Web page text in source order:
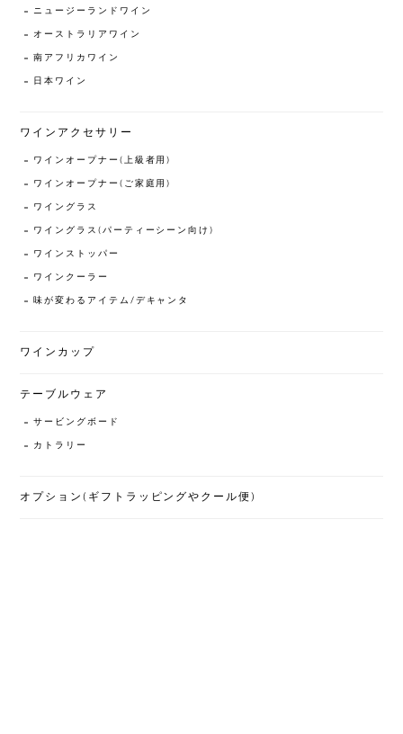
ニュージーランドワイン
オーストラリアワイン
南アフリカワイン
日本ワイン
ワインアクセサリー
ワインオープナー(上級者用)
ワインオープナー(ご家庭用)
ワイングラス
ワイングラス(パーティーシーン向け)
ワインストッパー
ワインクーラー
味が変わるアイテム/デキャンタ
ワインカップ
テーブルウェア
サービングボード
カトラリー
オプション(ギフトラッピングやクール便)